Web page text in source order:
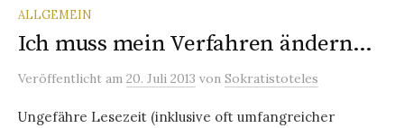
ALLGEMEIN
Ich muss mein Verfahren ändern…
Veröffentlicht am 20. Juli 2013 von Sokratistoteles
Ungefähre Lesezeit (inklusive oft umfangreicher